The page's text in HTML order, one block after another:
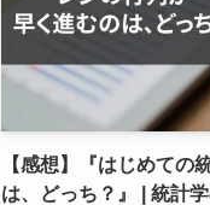
【感想】『はじめて
は、どっち？』 | 統計